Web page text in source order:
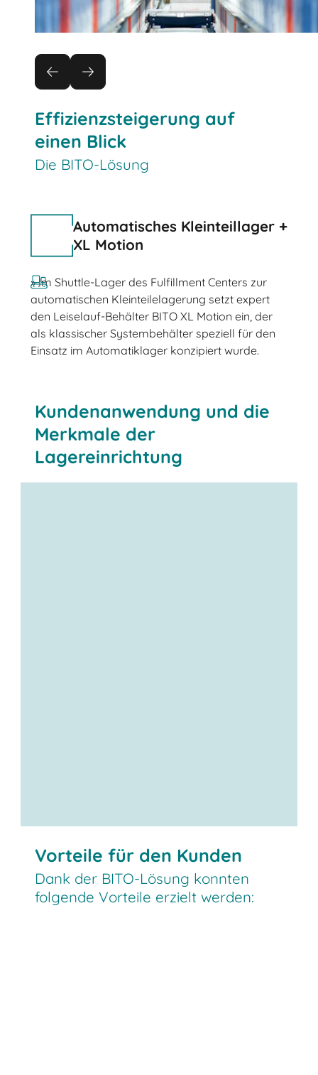
Effizienzsteigerung auf
einen Blick
Die BITO-Lösung
Automatisches Kleinteillager +
XL Motion
» Im Shuttle-Lager des Fulfillment Centers zur
automatischen Kleinteilelagerung setzt expert
den Leiselauf-Behälter BITO XL Motion ein, der
als klassischer Systembehälter speziell für den
Einsatz im Automatiklager konzipiert wurde.
Kundenanwendung und die
Merkmale der
Lagereinrichtung
Vorteile für den Kunden
Dank der BITO-Lösung konnten
folgende Vorteile erzielt werden: